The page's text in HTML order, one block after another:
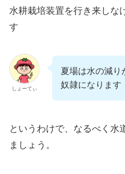
水耕栽培装置を行き来しな
す
しょーてぃ
夏場は水の減り
奴隷になります
というわけで、なるべく水
ましょう。